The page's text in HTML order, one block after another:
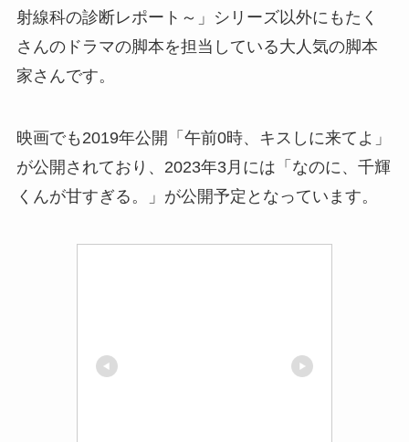
射線科の診断レポート～」シリーズ以外にも たく
さんのドラマの脚本を担当している大人気の脚本
家さんです。
映画でも2019年公開「午前0時、キスしに来てよ」
が公開されており、 2023年3月には「なのに、千輝
くんが甘すぎる。」が公開予定となっています。